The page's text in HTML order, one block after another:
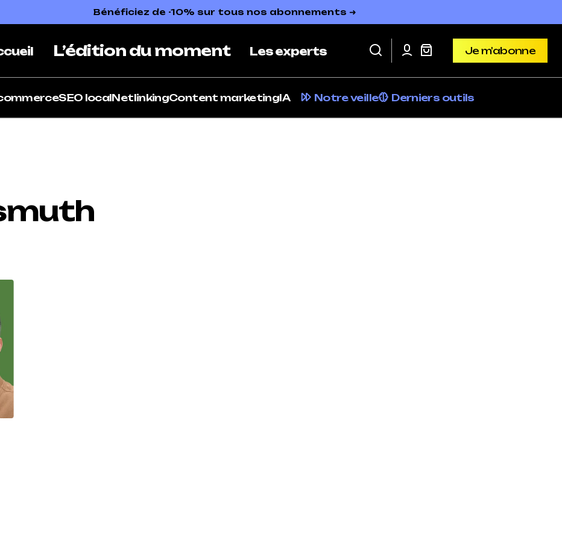
Bénéficiez de -10% sur tous nos abonnements ➜
L’édition du moment Les experts
Je m'abonne
SEO localNetlinkingContent marketingIA Notre veille Derniers outils